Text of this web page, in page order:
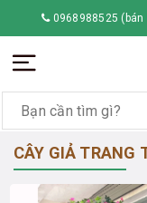
0968988525 (bán
CÂY GIẢ TRANG